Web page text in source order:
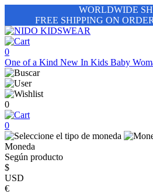
WORLDWIDE
FREE SHIPPING ON
0
One of a Kind New In Kids Baby
0
0
Moneda
Según producto
$
USD
€